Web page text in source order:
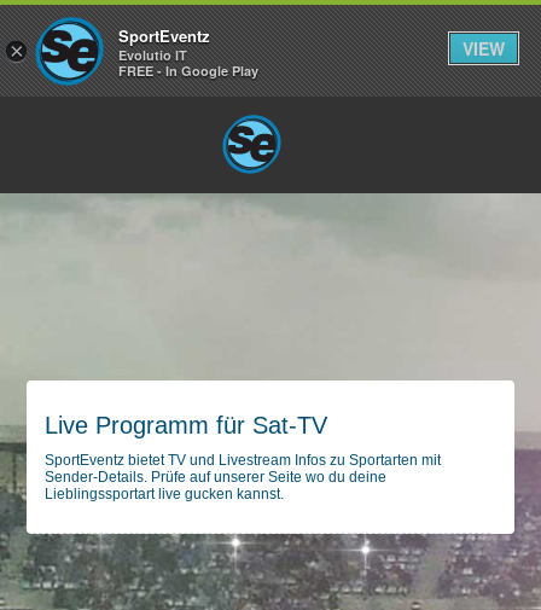
Live Programm für Sat-TV
SportEventz bietet TV und Livestream Infos zu Sportarten mit
Sender-Details. Prüfe auf unserer Seite wo du deine
Lieblingssportart live gucken kannst.
×
SportEventz
Evolutio IT
FREE - In Google Play
VIEW